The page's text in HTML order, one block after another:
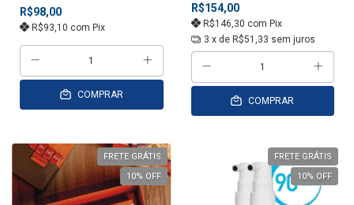
R$98,00
R$93,10 com Pix
COMPRAR
R$154,00
R$146,30 com Pix
3 x de R$51,33 sem juros
COMPRAR
FRETE GRÁTIS
10% OFF
FRETE GRÁTIS
10% OFF